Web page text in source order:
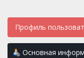
Профиль
Основная